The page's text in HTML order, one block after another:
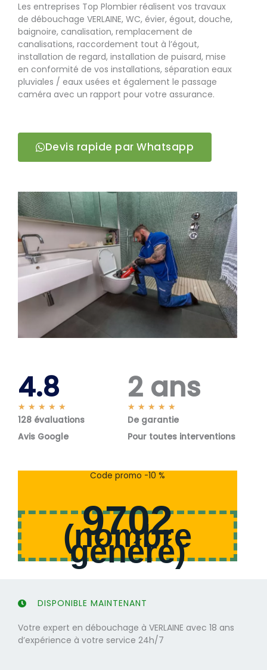
Les entreprises Top Plombier réalisent vos travaux
de débouchage VERLAINE, WC, évier, égout, douche,
baignoire, canalisation, remplacement de
canalisations, raccordement tout à l’égout,
installation de regard, installation de puisard, mise
en conformité de vos installations, séparation eaux
pluviales / eaux usées et également le passage
caméra avec un rapport pour votre assurance.
Devis rapide par Whatsapp
4.8
★ ★ ★ ★ ★
o
s
128 évaluations
Avis Google
2 ans
★ ★ ★ ★ ★
o
s
De garantie
Pour toutes interventions
Code promo -10 %
9702
(nombre
généré)
DISPONIBLE MAINTENANT
Votre expert en débouchage à VERLAINE avec 18 ans
d’expérience à votre service 24h/7